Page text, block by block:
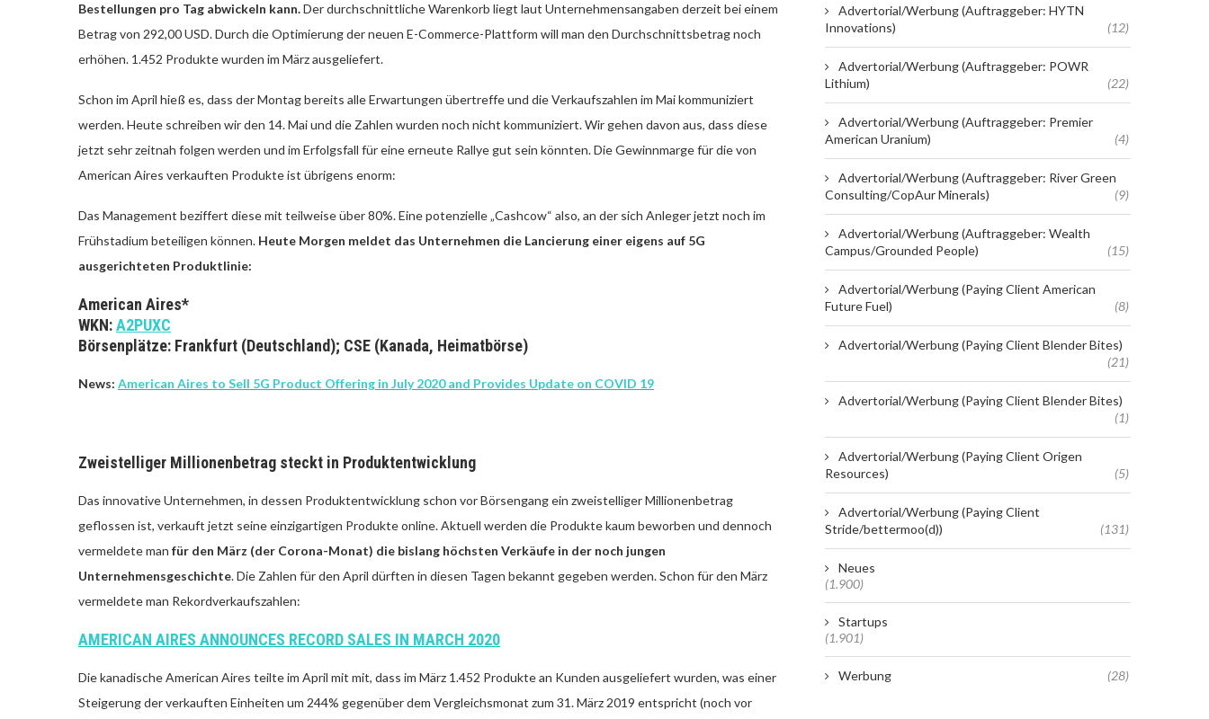
Bestellungen pro Tag abwickeln kann.Der durchschnittliche Warenkorb liegt laut Unternehmensangaben derzeit bei einem
Betrag von 292,00 USD. Durch die Optimierung der neuen E-Commerce-Plattform will man den Durchschnittsbetrag noch
erhöhen. 1.452 Produkte wurden im März ausgeliefert.
Schon im April hieß es, dass der Montag bereits alle Erwartungen übertreffe und die Verkaufszahlen im Mai kommuniziert
werden. Heute schreiben wir den 14. Mai und die Zahlen wurden noch nicht kommuniziert. Wir gehen davon aus, dass diese
jetzt sehr zeitnah folgen werden und im Erfolgsfall für eine erneute Rallye gut sein könnten. Die Gewinnmarge für die von
American Aires verkauften Produkte ist übrigens enorm:
Das Management beziffert diese mit teilweise über 80%. Eine potenzielle „Cashcow“ also, an der sich Anleger jetzt noch im
Frühstadium beteiligen können. Heute Morgen meldet das Unternehmen die Lancierung einer eigens auf 5G
ausgerichteten Produktlinie:
American Aires*
WKN:A2PUXC
Börsenplätze: Frankfurt (Deutschland); CSE (Kanada, Heimatbörse)
News: American Aires to Sell 5G Product Offering in July 2020 and Provides Update on COVID 19
Zweistelliger Millionenbetrag steckt in Produktentwicklung
Das innovative Unternehmen, in dessen Produktentwicklung schon vor Börsengang ein zweistelliger Millionenbetrag
geflossen ist, verkauft jetzt seine einzigartigen Produkte online. Aktuell werden die Produkte kaum beworben und dennoch
vermeldete man für den März (der Corona-Monat) die bislang höchsten Verkäufe in der noch jungen
Unternehmensgeschichte. Die Zahlen für den April dürften in diesen Tagen bekannt gegeben werden. Schon für den März
vermeldete man Rekordverkaufszahlen:
AMERICAN AIRES ANNOUNCES RECORD SALES IN MARCH 2020
Die kanadische American Aires teilte im April mit mit, dass im März 1.452 Produkte an Kunden ausgeliefert wurden, was einer
Steigerung der verkauften Einheiten um 244% gegenüber dem Vergleichsmonat zum 31. März 2019 entspricht (noch vor
Advertorial/Werbung (Auftraggeber: HYTN
Innovations)
(12)
Advertorial/Werbung (Auftraggeber: POWR
Lithium)
(22)
Advertorial/Werbung (Auftraggeber: Premier
American Uranium)
(4)
Advertorial/Werbung (Auftraggeber: River Green
Consulting/CopAur Minerals)
(9)
Advertorial/Werbung (Auftraggeber: Wealth
Campus/Grounded People)
(15)
Advertorial/Werbung (Paying Client American
Future Fuel)
(8)
Advertorial/Werbung (Paying Client Blender Bites)
(21)
Advertorial/Werbung (Paying Client Blender Bites)
(1)
Advertorial/Werbung (Paying Client Origen
Resources)
(5)
Advertorial/Werbung (Paying Client
Stride/bettermoo(d))
(131)
Neues
(1.900)
Startups
(1.901)
Werbung (28)